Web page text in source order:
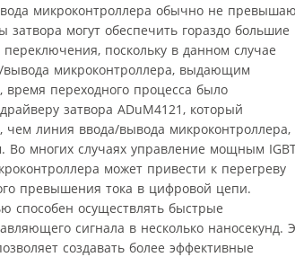
микроконтроллера обычно не
затвора могут обеспечить гораздо большие
поскольку в данном случае
микроконтроллера, выдающим
переходного процесса было
затвора ADuM4121, который
чем линия ввода/вывода микроконтроллера,
многих случаях управление мощным
может привести к перегреву
превышения тока в цифровой цепи.
способен осуществлять быстрые
сигнала в несколько наносекунд.
создавать более эффективные